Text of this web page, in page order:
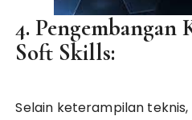
4. Pengembangan
Soft Skills:
Selain keterampilan